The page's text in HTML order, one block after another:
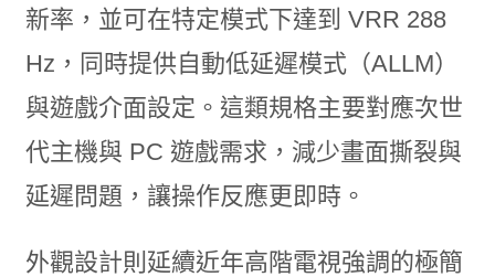
新率，並可在特定模式下達到 VRR 288
Hz，同時提供自動低延遲模式（ALLM）
與遊戲介面設定。這類規格主要對應次世
代主機與 PC 遊戲需求，減少畫面撕裂與
延遲問題，讓操作反應更即時。
外觀設計則延續近年高階電視強調的極簡